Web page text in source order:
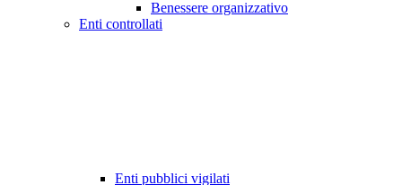
Benessere organizzativo
Enti controllati
Enti pubblici vigilati